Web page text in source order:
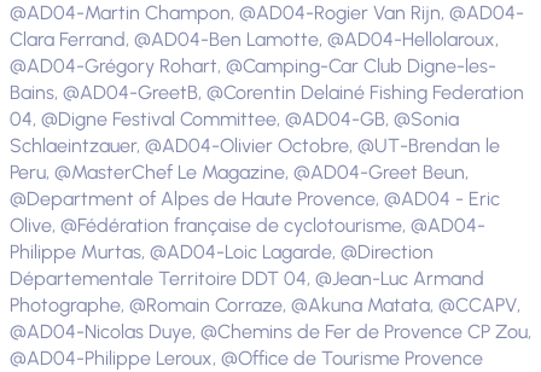
@AD04-Martin Champon, @AD04-Rogier Van Rijn, @AD04-
Clara Ferrand, @AD04-Ben Lamotte, @AD04-Hellolaroux,
@AD04-Grégory Rohart, @Camping-Car Club Digne-les-
Bains, @AD04-GreetB, @Corentin Delainé Fishing Federation
04, @Digne Festival Committee, @AD04-GB, @Sonia
Schlaeintzauer, @AD04-Olivier Octobre, @UT-Brendan le
Peru, @MasterChef Le Magazine, @AD04-Greet Beun,
@Department of Alpes de Haute Provence, @AD04 - Eric
Olive, @Fédération française de cyclotourisme, @AD04-
Philippe Murtas, @AD04-Loic Lagarde, @Direction
Départementale Territoire DDT 04, @Jean-Luc Armand
Photographe, @Romain Corraze, @Akuna Matata, @CCAPV,
@AD04-Nicolas Duye, @Chemins de Fer de Provence CP Zou,
@AD04-Philippe Leroux, @Office de Tourisme Provence